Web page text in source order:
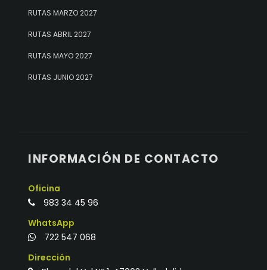
RUTAS MARZO 2027
RUTAS ABRIL 2027
RUTAS MAYO 2027
RUTAS JUNIO 2027
INFORMACIÓN DE CONTACTO
Oficina
983 34 45 96
WhatsApp
722 547 068
Dirección